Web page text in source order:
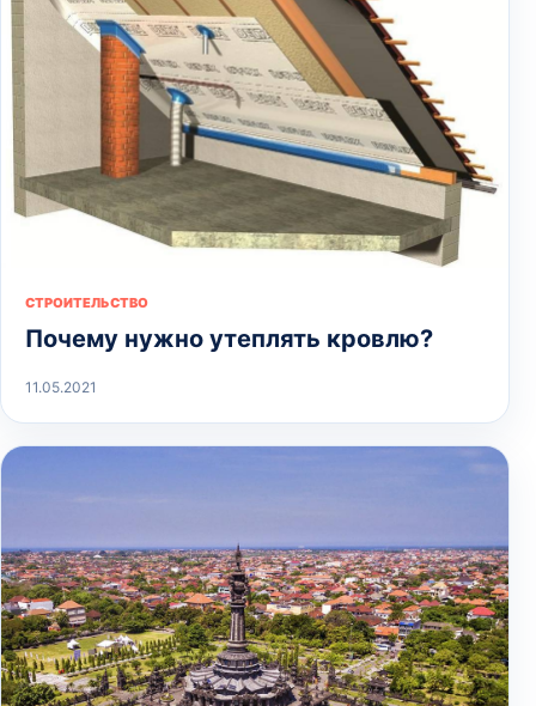
СТРОИТЕЛЬСТВО
Почему нужно утеплять кровлю?
11.05.2021